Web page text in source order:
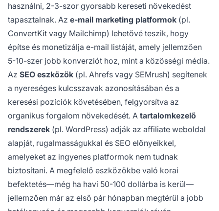
használni, 2-3-szor gyorsabb kereseti növekedést
tapasztalnak. Az e-mail marketing platformok (pl.
ConvertKit vagy Mailchimp) lehetővé teszik, hogy
építse és monetizálja e-mail listáját, amely jellemzően
5-10-szer jobb konverziót hoz, mint a közösségi média.
Az SEO eszközök (pl. Ahrefs vagy SEMrush) segítenek
a nyereséges kulcsszavak azonosításában és a
keresési pozíciók követésében, felgyorsítva az
organikus forgalom növekedését. A tartalomkezelő
rendszerek (pl. WordPress) adják az affiliate weboldal
alapját, rugalmasságukkal és SEO előnyeikkel,
amelyeket az ingyenes platformok nem tudnak
biztosítani. A megfelelő eszközökbe való korai
befektetés—még ha havi 50-100 dollárba is kerül—
jellemzően már az első pár hónapban megtérül a jobb